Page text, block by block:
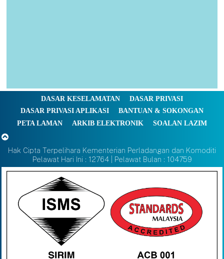
DASAR KESELAMATAN
DASAR PRIVASI
DASAR PRIVASI APLIKASI
BANTUAN & SOKONGAN
PETA LAMAN
ARKIB ELEKTRONIK SOALAN LAZIM
Hak Cipta Terpelihara Kementerian Perladangan dan Komoditi
Pelawat Hari Ini : 12764 | Pelawat Bulan : 104759